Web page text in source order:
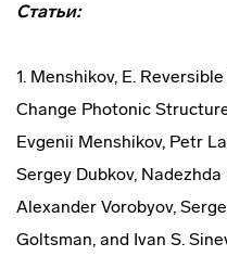
Статьи:
1. Menshikov, E.
Change Photonic
Evgenii Menshikov, Petr
Sergey Dubkov,
Alexander Vorobyov,
Goltsman, and Ivan S.